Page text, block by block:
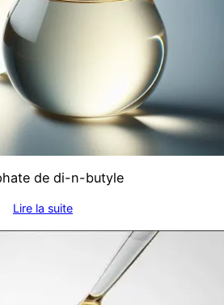
de di-n-butyle
Lire la suite